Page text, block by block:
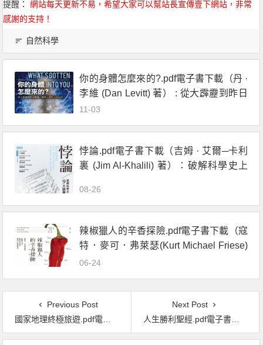
提醒：
網站每天更新不易，希望大家可以幫站長宣傳壹下網站，非常
感謝的支持！
自然科學
你的身體怎麼來的?.pdf電子書下載（丹 ·
李維 (Dan Levitt) 著） : 從大霹靂到昨日
晚餐, 解密人體原子的故事
11-03
悖論.pdf電子書下載（吉姆 · 艾爾─卡利
裏 (Jim Al-Khalili) 著）：破解科學史上
08-26
辣椒獵人的辛香探險.pdf電子書下載（寇
特．麥可．弗萊瑟(Kurt Michael Friese)
著）：前進中、北美洲辣點，直擊多元
06-24
Previous Post
國家地理終極旅遊.pdf電子書下載 （一生必遊的500美食之旅）
Next Post
人生勝利聖經.pdf電子書下載（提摩西 · 費裏斯 (Timothy Ferriss) 著）：向100位世界強者學習健康、財富和人生智慧